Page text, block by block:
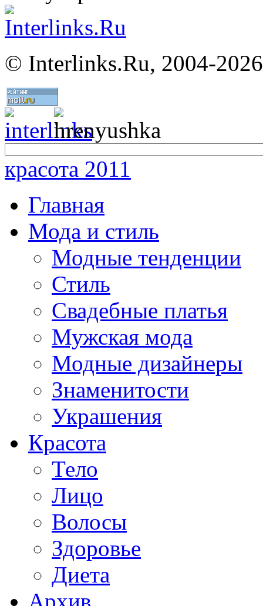
© Interlinks.Ru, 2004-2026
красота 2011
Главная
Мода и стиль
Модные тенденции
Стиль
Свадебные платья
Мужская мода
Модные дизайнеры
Знаменитости
Украшения
Красота
Тело
Лицо
Волосы
Здоровье
Диета
Архив